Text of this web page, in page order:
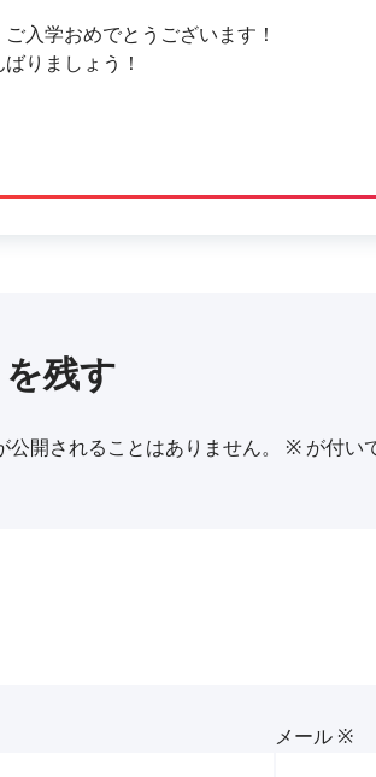
入学おめでとうございます！
りましょう！
残す
開されることはありません。 ※が付い
メール ※